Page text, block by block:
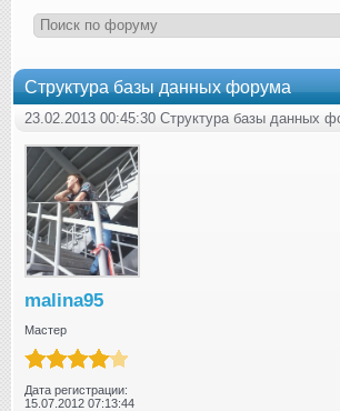
Структура базы данных форума
23.02.2013 00:45:30 Структура базы данных
malina95
Мастер
Дата регистрации:
15.07.2012 07:13:44